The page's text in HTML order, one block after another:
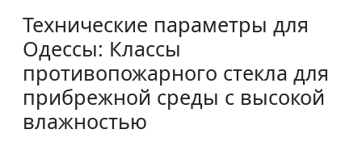
Технические параметры для
Одессы: Классы
противопожарного стекла для
прибрежной среды с высокой
влажностью